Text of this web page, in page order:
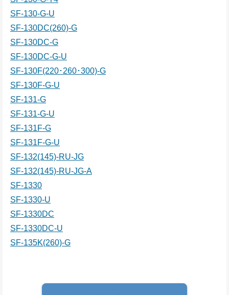
SF-130-G-U
SF-130DC(260)-G
SF-130DC-G
SF-130DC-G-U
SF-130F(220･260･300)-G
SF-130F-G-U
SF-131-G
SF-131-G-U
SF-131F-G
SF-131F-G-U
SF-132(145)-RU-JG
SF-132(145)-RU-JG-A
SF-1330
SF-1330-U
SF-1330DC
SF-1330DC-U
SF-135K(260)-G